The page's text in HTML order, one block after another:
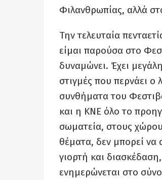
Φιλανθρωπίας, αλλά
Την τελευταία
είμαι παρούσα στο
δυναμώνει. Έχει
στιγμές που περνάει ο
συνθήματα του
και η ΚΝΕ όλο το
σωματεία, στους
θέματα, δεν μπορεί να
γιορτή και
ενημερώνεται στο